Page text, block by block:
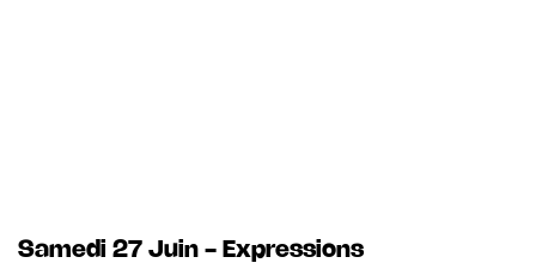
Samedi 27 Juin - Expressions